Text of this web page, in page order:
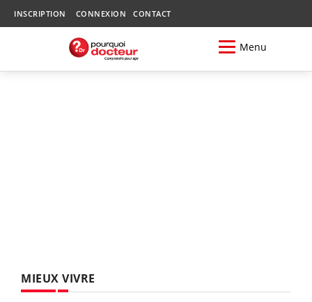
INSCRIPTION CONNEXION CONTACT
Menu
MIEUX VIVRE